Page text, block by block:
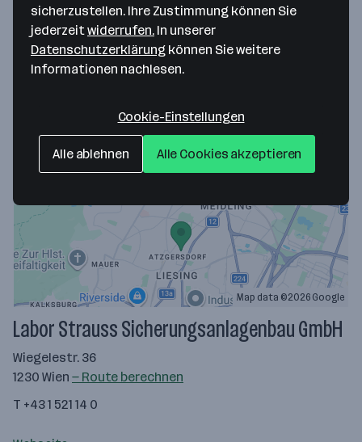
Wien,Niederösterreich,Burgenland
2.800 € – 3.500 € monatlich
Merken
Map data ©2026 Google
Labor Strauss Sicherungsanlagenbau GmbH
Wiegelestr. 36
1230 Wien — Route berechnen
T +43 1 521 14 0
sicherzustellen. Ihre Zustimmung können Sie
jederzeitwiderrufen. In unserer
Datenschutzerklärung können Sie weitere
Informationen nachlesen.
Cookie-Einstellungen
Alle ablehnen Alle Cookies akzeptieren